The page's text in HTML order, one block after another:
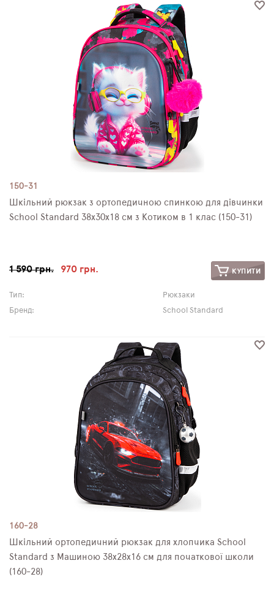
SCHOOL STANDARD
150-31
Шкільний рюкзак з ортопедичною спинкою для дівчинки
School Standard 38х30х18 см з Котиком в 1 клас (150-31)
1 590 грн. 970 грн. КУПИТИ
Тип:
Рюкзаки
Бренд:
School Standard
160-28
Шкільний ортопедичний рюкзак для хлопчика School
Standard з Машиною 38х28х16 см для початкової школи
(160-28)